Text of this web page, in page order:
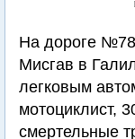
На дороге
Мисгав в
легковым
мотоциклист,
смертельные